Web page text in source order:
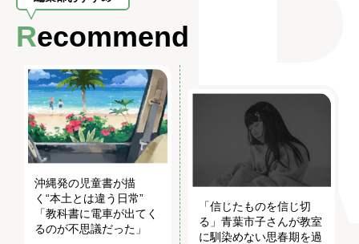
Recommend
沖縄発の児童書が描
く“本土とは違う日常”
「教科書に電車が出てく
るのが不思議だった」
「信じたものを信じ切
る」青葉市子さんが教室
に馴染めない思春期を過